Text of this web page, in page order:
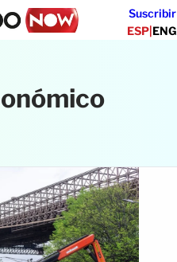
Suscribir
ESP|ENG